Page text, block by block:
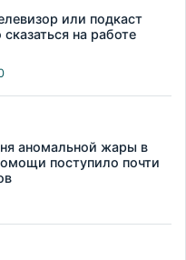
или подкаст
на работе
аномальной жары в
поступило почти